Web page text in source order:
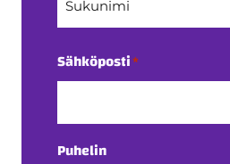
Sähköposti*
Puhelin